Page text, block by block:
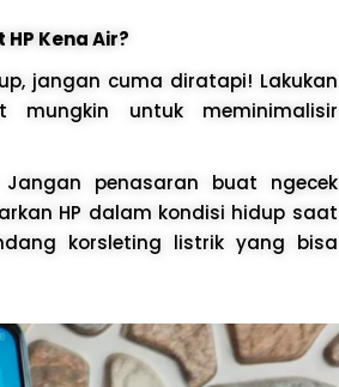
Kena Air?
jangan cuma diratapi! Lakukan
mungkin untuk meminimalisir
penasaran buat ngecek
HP dalam kondisi hidup saat
korsleting listrik yang bisa